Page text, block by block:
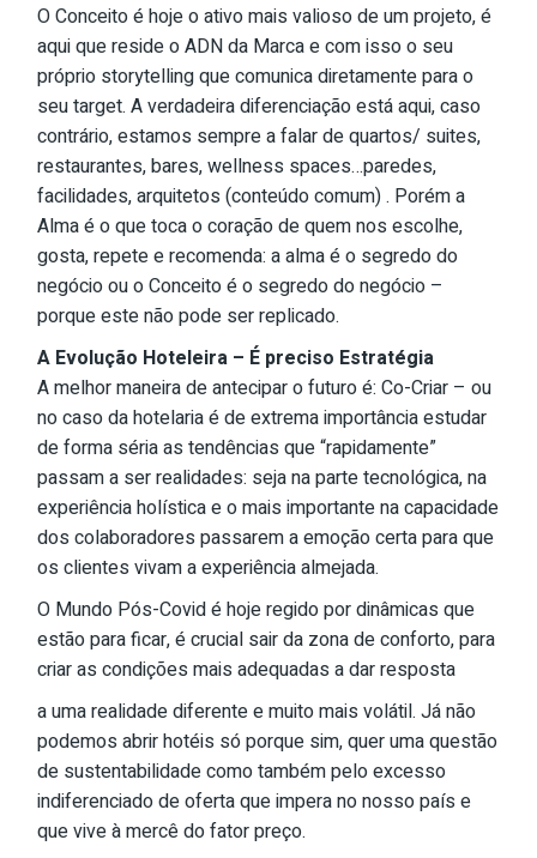
O Conceito é hoje o ativo mais valioso de um projeto, é
aqui que reside o ADN da Marca e com isso o seu
próprio storytelling que comunica diretamente para o
seu target. A verdadeira diferenciação está aqui, caso
contrário, estamos sempre a falar de quartos/ suites,
restaurantes, bares, wellness spaces…paredes,
facilidades, arquitetos (conteúdo comum) . Porém a
Alma é o que toca o coração de quem nos escolhe,
gosta, repete e recomenda: a alma é o segredo do
negócio ou o Conceito é o segredo do negócio –
porque este não pode ser replicado.
A Evolução Hoteleira – É preciso Estratégia
A melhor maneira de antecipar o futuro é: Co-Criar – ou
no caso da hotelaria é de extrema importância estudar
de forma séria as tendências que “rapidamente”
passam a ser realidades: seja na parte tecnológica, na
experiência holística e o mais importante na capacidade
dos colaboradores passarem a emoção certa para que
os clientes vivam a experiência almejada.
O Mundo Pós-Covid é hoje regido por dinâmicas que
estão para ficar, é crucial sair da zona de conforto, para
criar as condições mais adequadas a dar resposta
a uma realidade diferente e muito mais volátil. Já não
podemos abrir hotéis só porque sim, quer uma questão
de sustentabilidade como também pelo excesso
indiferenciado de oferta que impera no nosso país e
que vive à mercê do fator preço.